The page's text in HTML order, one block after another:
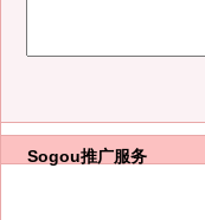
Sogou推广服务